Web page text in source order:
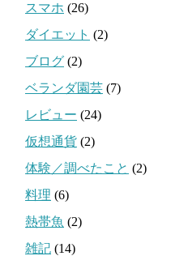
スマホ (26)
ダイエット (2)
ブログ (2)
ベランダ園芸 (7)
レビュー (24)
仮想通貨 (2)
体験／調べたこと (2)
料理 (6)
熱帯魚 (2)
雑記 (14)